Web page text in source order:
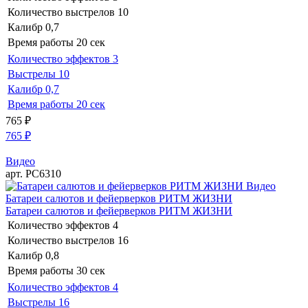
Количество выстрелов 10
Калибр 0,7
Время работы 20 сек
Количество эффектов 3
Выстрелы 10
Калибр 0,7
Время работы 20 сек
765 ₽
765 ₽
Видео
арт. РС6310
Видео
Батареи салютов и фейерверков РИТМ ЖИЗНИ
Батареи салютов и фейерверков РИТМ ЖИЗНИ
Количество эффектов 4
Количество выстрелов 16
Калибр 0,8
Время работы 30 сек
Количество эффектов 4
Выстрелы 16